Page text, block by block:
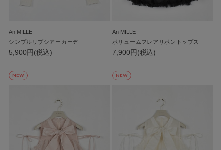
An MILLE
シンプルリブシアーカーデ
5,900円(税込)
An MILLE
ボリュームフレアリボントップス
7,900円(税込)
NEW NEW